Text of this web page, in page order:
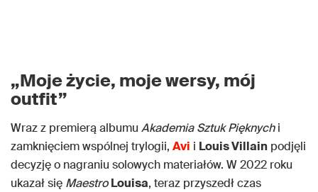
„Moje życie, moje wersy, mój
outfit”
Wraz z premierą albumu Akademia Sztuk Pięknychi
zamknięciem wspólnej trylogii, Avi i Louis Villain podjęli
decyzję o nagraniu solowych materiałów. W 2022 roku
ukazał się Maestro Louisa, teraz przyszedł czas